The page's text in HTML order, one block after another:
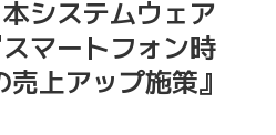
本システムウェア
マートフォン時
上アップ施策』